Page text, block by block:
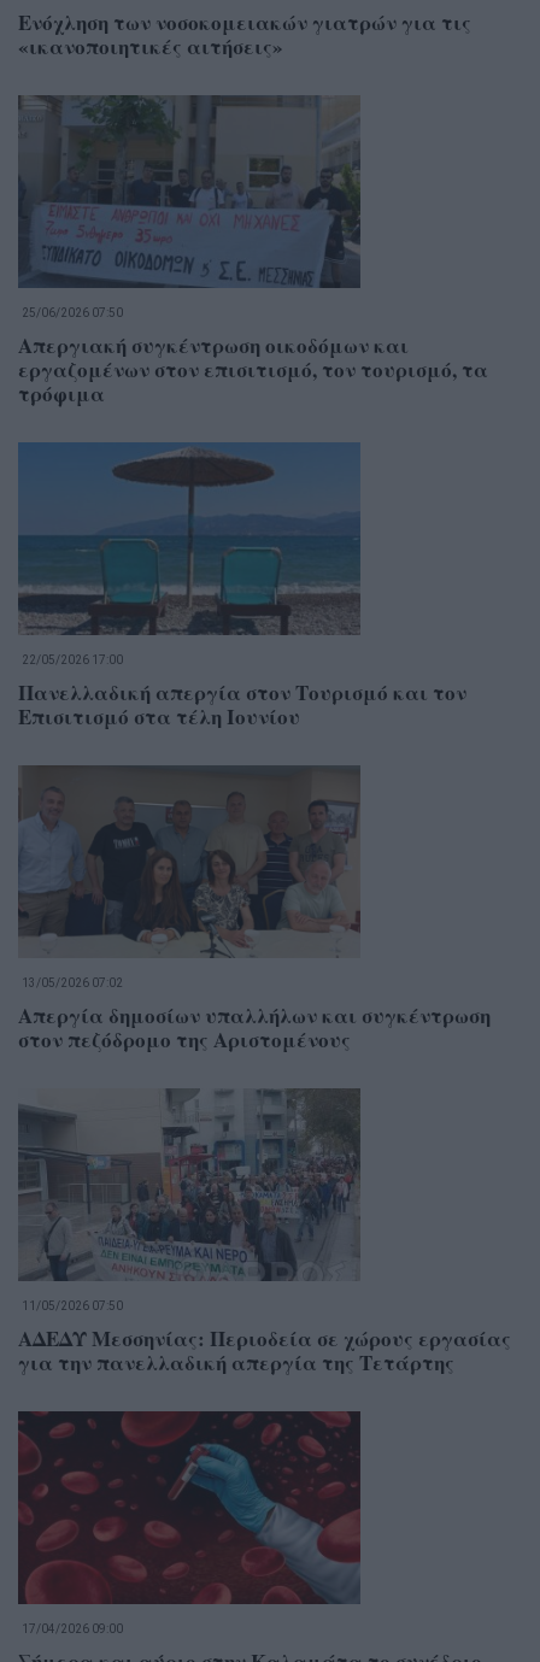
Ενόχληση των νοσοκομειακών γιατρών για τις
«ικανοποιητικές αιτήσεις»
25/06/2026 07:50
Απεργιακή συγκέντρωση οικοδόμων και
εργαζομένων στον επισιτισμό, τον τουρισμό, τα
τρόφιμα
22/05/2026 17:00
Πανελλαδική απεργία στον Τουρισμό και τον
Επισιτισμό στα τέλη Ιουνίου
13/05/2026 07:02
Απεργία δημοσίων υπαλλήλων και συγκέντρωση
στον πεζόδρομο της Αριστομένους
11/05/2026 07:50
ΑΔΕΔΥ Μεσσηνίας: Περιοδεία σε χώρους εργασίας
για την πανελλαδική απεργία της Τετάρτης
17/04/2026 09:00